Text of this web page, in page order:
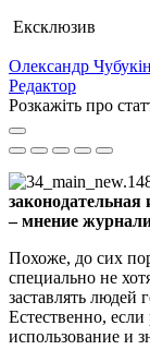
Ексклюзив
Олександр Чубукін
Редактор
Розкажіть про
– мнение
Похоже, до сих
специально не
заставлять людей
Естественно,
использование и